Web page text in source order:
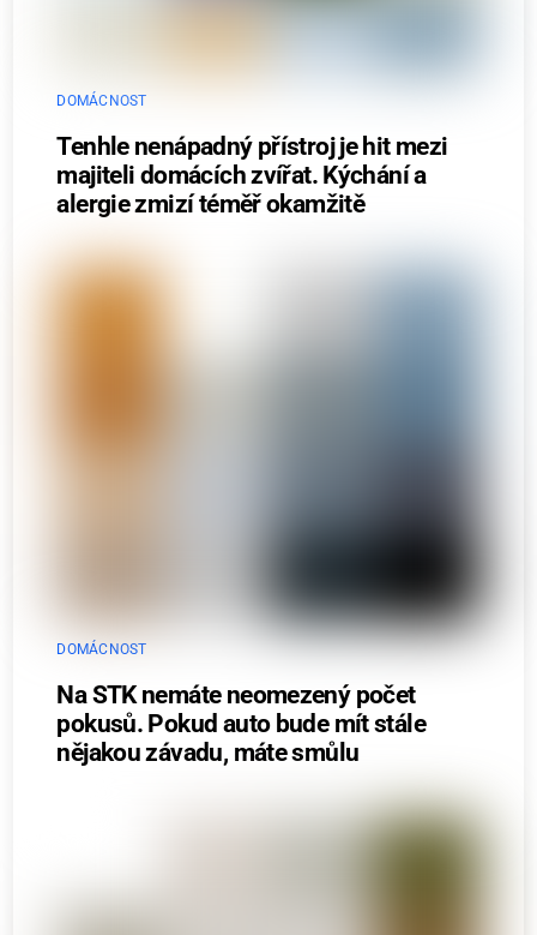
DOMÁCNOST
Tenhle nenápadný přístroj je hit mezi
majiteli domácích zvířat. Kýchání a
alergie zmizí téměř okamžitě
DOMÁCNOST
Na STK nemáte neomezený počet
pokusů. Pokud auto bude mít stále
nějakou závadu, máte smůlu